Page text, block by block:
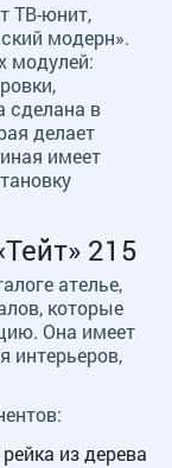
ТВ-юнит,
модерн».
модулей:
сделана в
делает
имеет
215
ателье,
которые
Она имеет
интерьеров,
из дерева